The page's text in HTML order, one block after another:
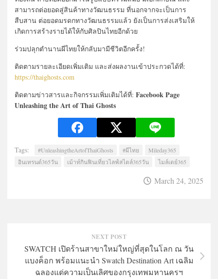
สามารถต่อยอดสู่สินค้าทางวัฒนธรรม ที่นอกจากจะเป็นการ
สืบสาน ต่อยอดมรดกทางวัฒนธรรมแล้ว ยังเป็นการส่งเสริมให้
เกิดการสร้างรายได้ให้กับศิลปินไทยอีกด้วย
ร่วมปลุกตำนานผีไทยให้กลับมามีชีวิตอีกครั้ง!
ติดตามรายละเอียดเพิ่มเติม และส่งผลงานเข้าประกวดได้ที่:
https://thaighosts.com
ติดตามข่าวสารและกิจกรรมเพิ่มเติมได้ที่: Facebook Page
Unleashing the Art of Thai Ghosts
Tags: #UnleashingtheArtofThaiGhosts #ผีไทย
Mileday365
อินเทรนด์365วัน
เม้าท์กินฟินเที่ยวไลฟ์สไตล์365วัน ไมล์เดย์365
March 24, 2025
NEXT POST
SWATCH เปิดร้านสาขาใหม่ใหญ่ที่สุดในโลก ณ วัน
แบงค็อก พร้อมแนะนำ Swatch Destination Art เฉลิม
ฉลองแด่ความเป็นเลิศของกรุงเทพมหานครฯ